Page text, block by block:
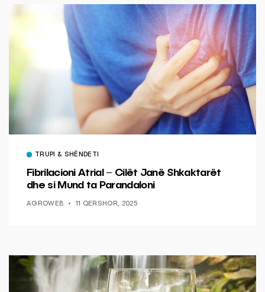
TRUPI & SHËNDETI
Fibrilacioni Atrial – Cilët Janë Shkaktarët
dhe si Mund ta Parandaloni
AGROWEB 11 QERSHOR, 2025